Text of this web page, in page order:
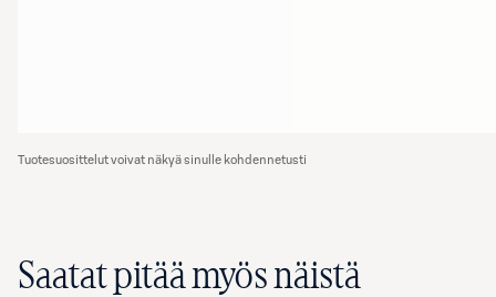
Tuotesuosittelut voivat näkyä sinulle kohdennetusti
Saatat pitää myös näistä